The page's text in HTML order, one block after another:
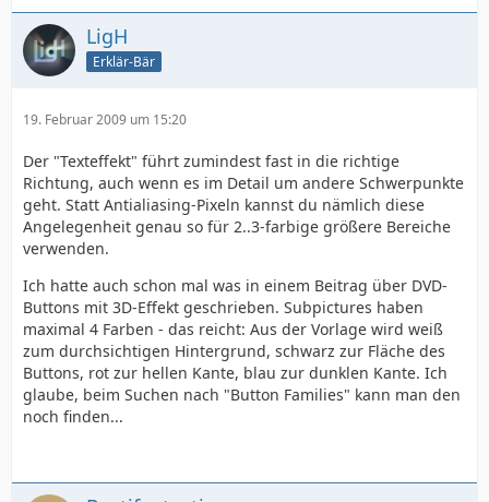
LigH
Erklär-Bär
19. Februar 2009 um 15:20
Der "Texteffekt" führt zumindest fast in die richtige
Richtung, auch wenn es im Detail um andere Schwerpunkte
geht. Statt Antialiasing-Pixeln kannst du nämlich diese
Angelegenheit genau so für 2..3-farbige größere Bereiche
verwenden.
Ich hatte auch schon mal was in einem Beitrag über DVD-
Buttons mit 3D-Effekt geschrieben. Subpictures haben
maximal 4 Farben - das reicht: Aus der Vorlage wird weiß
zum durchsichtigen Hintergrund, schwarz zur Fläche des
Buttons, rot zur hellen Kante, blau zur dunklen Kante. Ich
glaube, beim Suchen nach "Button Families" kann man den
noch finden...